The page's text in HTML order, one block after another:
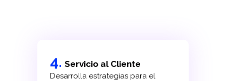
4. Servicio al Cliente
Desarrolla estrategias para el